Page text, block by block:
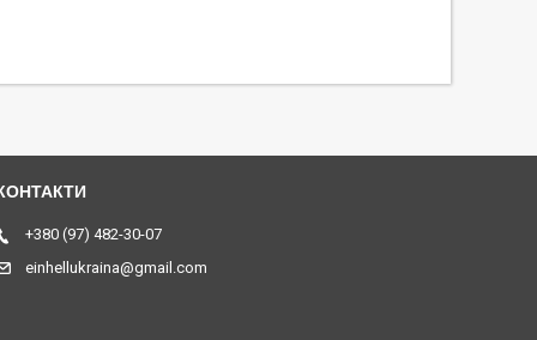
+380 (97) 482-30-07
einhellukraina@gmail.com